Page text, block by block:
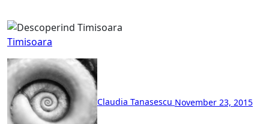
Timisoara
Claudia Tanasescu November 23, 2015